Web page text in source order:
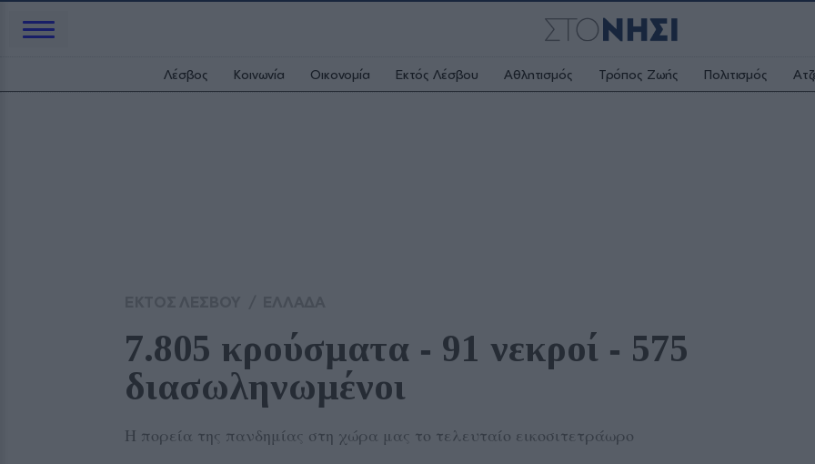
Λέσβος Κοινωνία Οικονομία Εκτός Λέσβου Αθλητισμός Τρόπος Ζωής Πολιτισμός
7.805 κρούσματα ‑ 91 νεκροί ‑ 575
διασωληνωμένοι
Η πορεία της πανδημίας στη χώρα μας το τελευταίο εικοσιτετράωρο